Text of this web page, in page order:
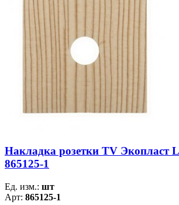
Накладка розетки TV Экопласт
865125-1
Ед. изм.: шт
Арт: 865125-1